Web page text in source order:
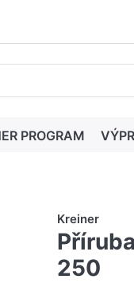
při
PROGRAM
Kreiner
250